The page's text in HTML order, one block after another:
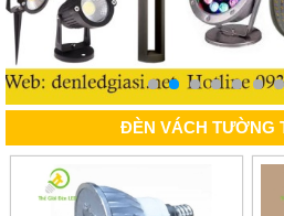
ĐÈN VÁCH TƯỜNG